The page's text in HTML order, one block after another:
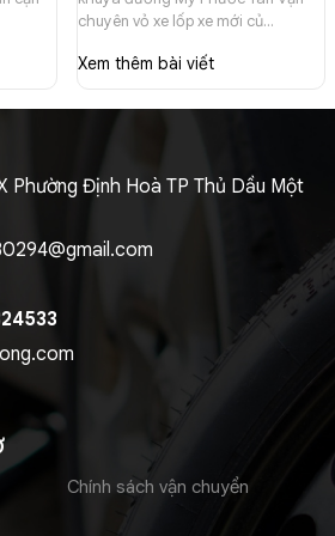
chuyên vỏ xe lốp xe mới
củ 0902235532
chuyên vỏ xe lốp xe mới củ
Xem thêm bài viết
Phường Định Hoà TP Thủ Dầu Một
Chính sách vận chuyển